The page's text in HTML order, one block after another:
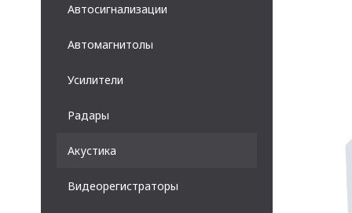
Автосигнализации
Автомагнитолы
Усилители
Радары
Акустика
Видеорегистраторы